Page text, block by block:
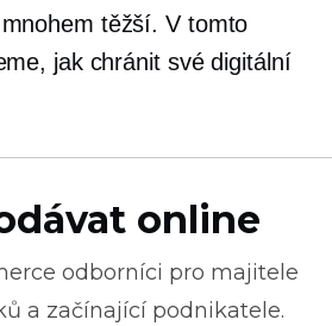
těžší. V tomto
jak chránit své digitální
online
odborníci pro majitele
a začínající podnikatele.